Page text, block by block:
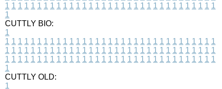
1 1 1 1 1 1 1 1 1 1 1 1 1 1 1 1 1 1 1 1 1 1 1 1 1 1 1 1 1 1 1 1 1
1
CUTTLY BIO:
1
1 1 1 1 1 1 1 1 1 1 1 1 1 1 1 1 1 1 1 1 1 1 1 1 1 1 1 1 1 1 1 1 1
1 1 1 1 1 1 1 1 1 1 1 1 1 1 1 1 1 1 1 1 1 1 1 1 1 1 1 1 1 1 1 1 1
1 1 1 1 1 1 1 1 1 1 1 1 1 1 1 1 1 1 1 1 1 1 1 1 1 1 1 1 1 1 1 1 1
1
CUTTLY OLD:
1